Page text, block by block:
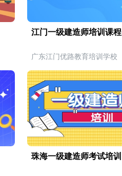
江门一级建造师培训课程
广东江门优路教育培训学校
珠海一级建造师考试培训